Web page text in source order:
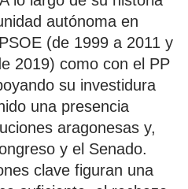
autónoma en
(de 1999 a 2011 y
2019) como con el PP
su investidura
una presencia
aragonesas y,
y el Senado.
clave figuran una